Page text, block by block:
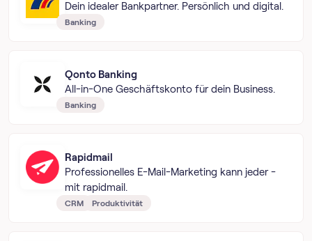
Dein idealer Bankpartner. Persönlich und digital.
Banking
Qonto Banking
All-in-One Geschäftskonto für dein Business.
Banking
Rapidmail
Professionelles E-Mail-Marketing kann jeder -
mit rapidmail.
CRM Produktivität